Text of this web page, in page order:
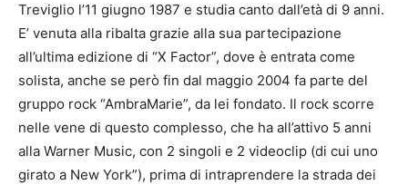
Treviglio l’11 giugno 1987 e studia canto dall’età di 9 anni.
E’ venuta alla ribalta grazie alla sua partecipazione
all’ultima edizione di “X Factor”, dove è entrata come
solista, anche se però fin dal maggio 2004 fa parte del
gruppo rock “AmbraMarie”, da lei fondato. Il rock scorre
nelle vene di questo complesso, che ha all’attivo 5 anni
alla Warner Music, con 2 singoli e 2 videoclip (di cui uno
girato a New York”), prima di intraprendere la strada dei